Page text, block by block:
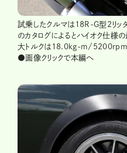
試乗したクルマは18R-G型2リッ
のカタログによるとハイオク仕
大トルクは18.0kg-m/5200rpm
●画像クリックで本編へ